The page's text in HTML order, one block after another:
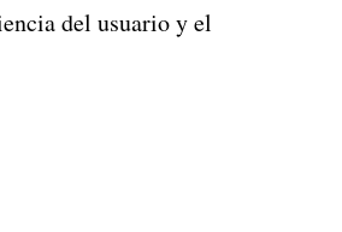
del usuario y el